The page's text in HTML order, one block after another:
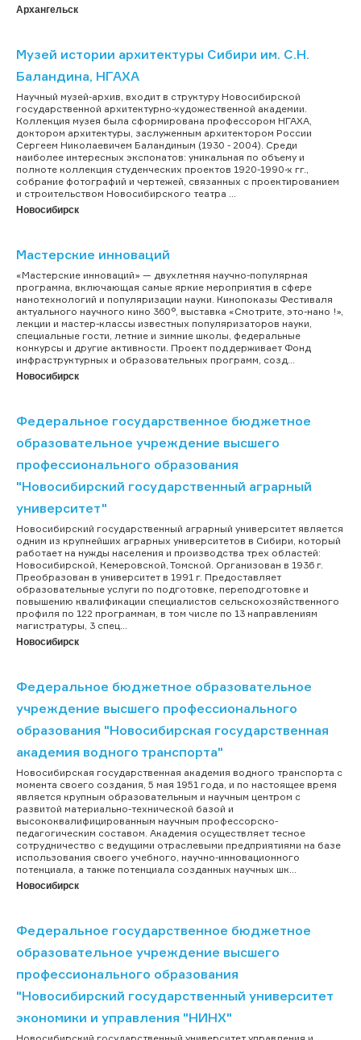
Архангельск
Музей истории архитектуры Сибири им. С.Н.
Баландина, НГАХА
Научный музей-архив, входит в структуру Новосибирской
государственной архитектурно-художественной академии.
Коллекция музея была сформирована профессором НГАХА,
доктором архитектуры, заслуженным архитектором России
Сергеем Николаевичем Баландиным (1930 - 2004). Среди
наиболее интересных экспонатов: уникальная по объему и
полноте коллекция студенческих проектов 1920-1990-х гг.,
собрание фотографий и чертежей, связанных с проектированием
и строительством Новосибирского театра ...
Новосибирск
Мастерские инноваций
«Мастерские инноваций» — двухлетняя научно-популярная
программа, включающая самые яркие мероприятия в сфере
нанотехнологий и популяризации науки. Кинопоказы Фестиваля
актуального научного кино 360°, выставка «Смотрите, это-нано !»,
лекции и мастер-классы известных популяризаторов науки,
специальные гости, летние и зимние школы, федеральные
конкурсы и другие активности. Проект поддерживает Фонд
инфраструктурных и образовательных программ, созд...
Новосибирск
Федеральное государственное бюджетное
образовательное учреждение высшего
профессионального образования
"Новосибирский государственный аграрный
университет"
Новосибирский государственный аграрный университет является
одним из крупнейших аграрных университетов в Сибири, который
работает на нужды населения и производства трех областей:
Новосибирской, Кемеровской, Томской. Организован в 1936 г.
Преобразован в университет в 1991 г. Предоставляет
образовательные услуги по подготовке, переподготовке и
повышению квалификации специалистов сельскохозяйственного
профиля по 122 программам, в том числе по 13 направлениям
магистратуры, 3 спец...
Новосибирск
Федеральное бюджетное образовательное
учреждение высшего профессионального
образования "Новосибирская государственная
академия водного транспорта"
Новосибирская государственная академия водного транспорта с
момента своего создания, 5 мая 1951 года, и по настоящее время
является крупным образовательным и научным центром с
развитой материально-технической базой и
высококвалифицированным научным профессорско-
педагогическим составом. Академия осуществляет тесное
сотрудничество с ведущими отраслевыми предприятиями на базе
использования своего учебного, научно-инновационного
потенциала, а также потенциала созданных научных шк...
Новосибирск
Федеральное государственное бюджетное
образовательное учреждение высшего
профессионального образования
"Новосибирский государственный университет
экономики и управления "НИНХ"